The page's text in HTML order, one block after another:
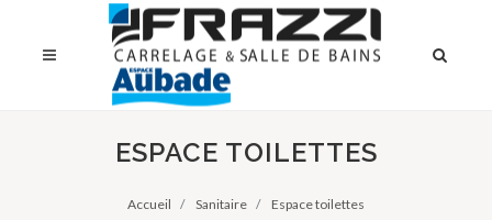
ESPACE TOILETTES
Accueil Sanitaire Espace toilettes